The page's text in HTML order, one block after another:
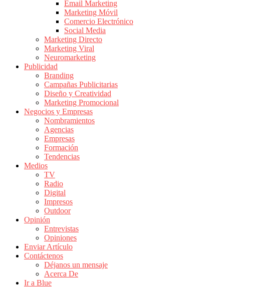
Publicidad
Colombia
Magazine
Publicidad
Marketing
Noticias
Actualidad
Mercadeo
Colombia
Revistas
Actualidad
Colombia
Email Marketing
Marketing Móvil
Comercio Electrónico
Social Media
Marketing Directo
Marketing Viral
Neuromarketing
Publicidad
Branding
Campañas Publicitarias
Diseño y Creatividad
Marketing Promocional
Negocios y Empresas
Nombramientos
Agencias
Empresas
Formación
Tendencias
Medios
TV
Radio
Digital
Impresos
Outdoor
Opinión
Entrevistas
Opiniones
Enviar Artículo
Contáctenos
Déjanos un mensaje
Acerca De
Ir a Blue